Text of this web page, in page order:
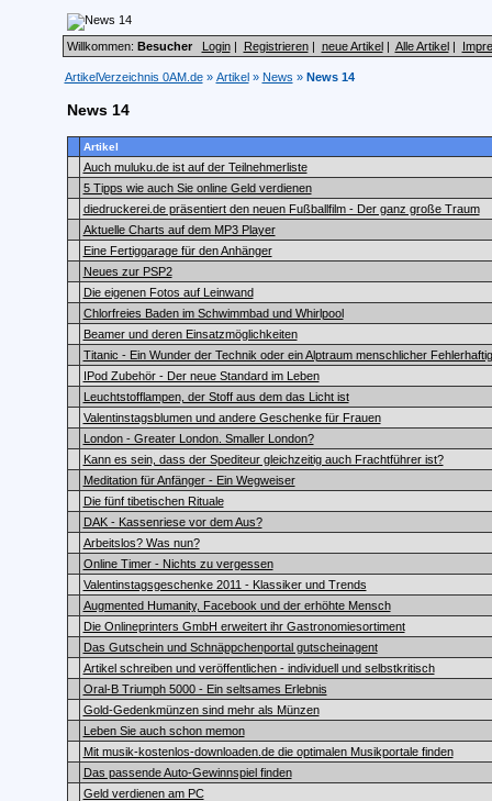
Willkommen: Besucher Login| Registrieren| neue Artikel| Alle Artikel|
ArtikelVerzeichnis 0AM.de» Artikel» News » News 14
News 14
Artikel
Auch muluku.de ist auf der Teilnehmerliste
5 Tipps wie auch Sie online Geld verdienen
diedruckerei.de präsentiert den neuen Fußballfilm - Der ganz große Traum
Aktuelle Charts auf dem MP3 Player
Eine Fertiggarage für den Anhänger
Neues zur PSP2
Die eigenen Fotos auf Leinwand
Chlorfreies Baden im Schwimmbad und Whirlpool
Beamer und deren Einsatzmöglichkeiten
Titanic - Ein Wunder der Technik oder ein Alptraum menschlicher
IPod Zubehör - Der neue Standard im Leben
Leuchtstofflampen, der Stoff aus dem das Licht ist
Valentinstagsblumen und andere Geschenke für Frauen
London - Greater London. Smaller London?
Kann es sein, dass der Spediteur gleichzeitig auch Frachtführer ist?
Meditation für Anfänger - Ein Wegweiser
Die fünf tibetischen Rituale
DAK - Kassenriese vor dem Aus?
Arbeitslos? Was nun?
Online Timer - Nichts zu vergessen
Valentinstagsgeschenke 2011 - Klassiker und Trends
Augmented Humanity, Facebook und der erhöhte Mensch
Die Onlineprinters GmbH erweitert ihr Gastronomiesortiment
Das Gutschein und Schnäppchenportal gutscheinagent
Artikel schreiben und veröffentlichen - individuell und selbstkritisch
Oral-B Triumph 5000 - Ein seltsames Erlebnis
Gold-Gedenkmünzen sind mehr als Münzen
Leben Sie auch schon memon
Mit musik-kostenlos-downloaden.de die optimalen Musikportale finden
Das passende Auto-Gewinnspiel finden
Geld verdienen am PC